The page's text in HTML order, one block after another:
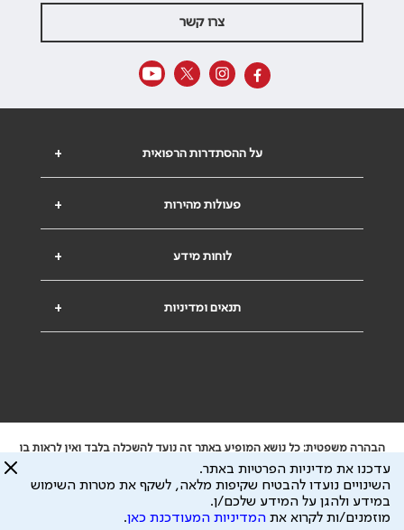
צרו קשר
+ על ההסתדרות הרפואית
+ פעולות מהירות
+ לוחות מידע
+ תנאים ומדיניות
הבהרה משפטית: כל נושא המופיע באתר זה נועד להשכלה בלבד ואין לראות בו
ייעוץ רפואי או משפטי. אין הר"י אחראית לתוכן המתפרסם באתר זה ולכל נזק
שעלול להיגרם.
ידוע לי שהר"י אוספת ושומרת מידע אישי לצורך מתן השרות וכי חלק ממנו עשוי
להיות מועבר לצדדים שלישיים, הכל בכפוף למדיניות הפרטיות
עדכנו את מדיניות הפרטיות באתר.
השינויים נועדו להבטיח שקיפות מלאה, לשקף את מטרות השימוש
במידע ולהגן על המידע שלכם/ן.
מוזמנים/ות לקרוא את המדיניות המעודכנת כאן.